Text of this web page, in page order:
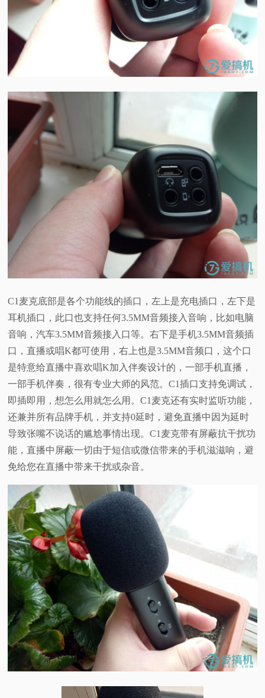
C1麦克底部是各个功能线的插口，左上是充电插口，左下是
耳机插口，此口也支持任何3.5MM音频接入音响，比如电脑
音响，汽车3.5MM音频接入口等。右下是手机3.5MM音频插
口，直播或唱K都可使用，右上也是3.5MM音频口，这个口
是特意给直播中喜欢唱K加入伴奏设计的，一部手机直播，
一部手机伴奏，很有专业大师的风范。C1插口支持免调试，
即插即用，想怎么用就怎么用。C1麦克还有实时监听功能，
还兼并所有品牌手机，并支持0延时，避免直播中因为延时
导致张嘴不说话的尴尬事情出现。C1麦克带有屏蔽抗干扰功
能，直播中屏蔽一切由于短信或微信带来的手机滋滋响，避
免给您在直播中带来干扰或杂音。